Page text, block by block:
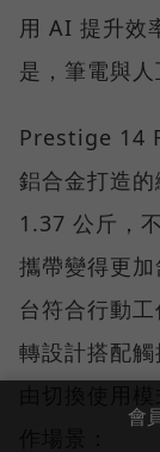
用 AI 提升效
是，筆電與人
Prestige 14
鋁合金打造
1.37 公斤，
攜帶變得更
台符合行動
轉設計搭配
會